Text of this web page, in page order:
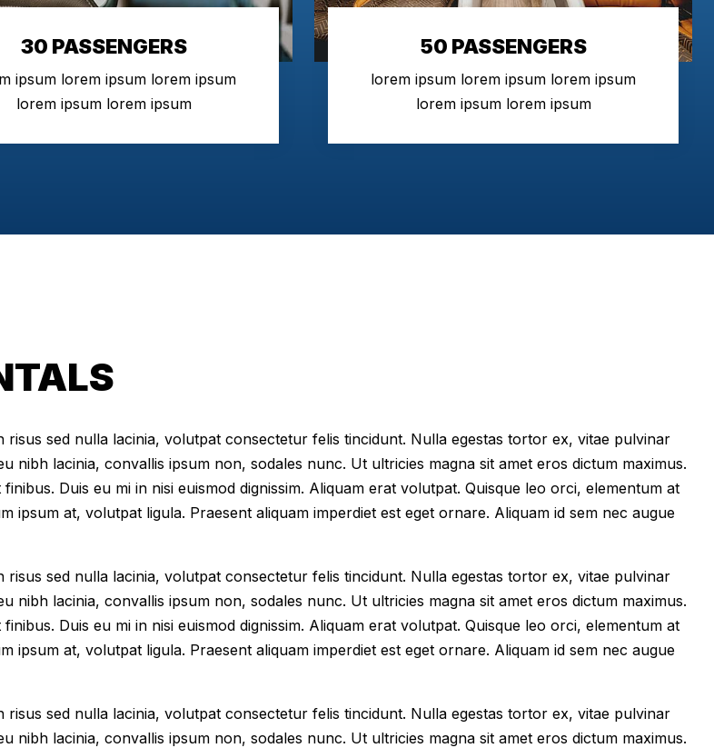
30 PASSENGERS
ipsum lorem ipsum lorem ipsum
lorem ipsum lorem ipsum
50 PASSENGERS
lorem ipsum lorem ipsum lorem ipsum
lorem ipsum lorem ipsum
sed nulla lacinia, volutpat consectetur felis tincidunt. Nulla egestas tortor ex, vitae pulvinar
nibh lacinia, convallis ipsum non, sodales nunc. Ut ultricies magna sit amet eros dictum maximus.
Duis eu mi in nisi euismod dignissim. Aliquam erat volutpat. Quisque leo orci, elementum at
at, volutpat ligula. Praesent aliquam imperdiet est eget ornare. Aliquam id sem nec augue
sed nulla lacinia, volutpat consectetur felis tincidunt. Nulla egestas tortor ex, vitae pulvinar
nibh lacinia, convallis ipsum non, sodales nunc. Ut ultricies magna sit amet eros dictum maximus.
Duis eu mi in nisi euismod dignissim. Aliquam erat volutpat. Quisque leo orci, elementum at
at, volutpat ligula. Praesent aliquam imperdiet est eget ornare. Aliquam id sem nec augue
sed nulla lacinia, volutpat consectetur felis tincidunt. Nulla egestas tortor ex, vitae pulvinar
nibh lacinia, convallis ipsum non, sodales nunc. Ut ultricies magna sit amet eros dictum maximus.